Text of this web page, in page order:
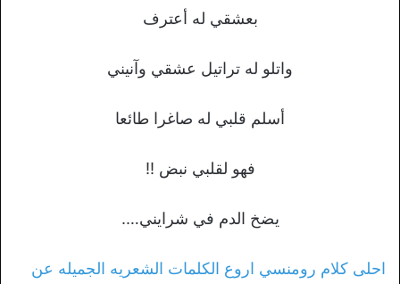
بعشقي له أعترف
واتلو له تراتيل عشقي وآنيني
أسلم قلبي له صاغرا طائعا
فهو لقلبي نبض !!
يضخ الدم في شرايني….
احلى كلام رومنسي اروع الكلمات الشعريه الجميله عن